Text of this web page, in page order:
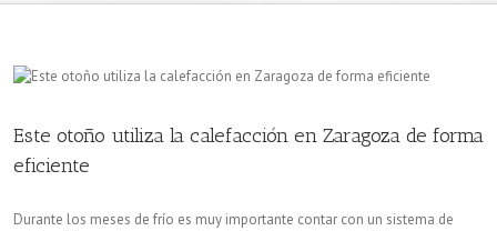
Este otoño utiliza la calefacción en Zaragoza de forma
eficiente
Durante los meses de frío es muy importante contar con un sistema de